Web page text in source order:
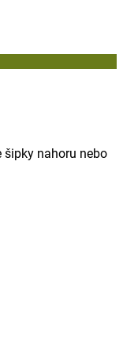
nahoru nebo